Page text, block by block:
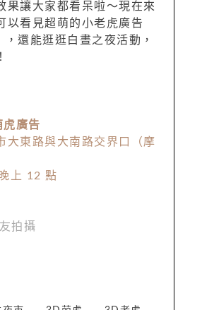
果讓大家都看呆啦～現在來
以看見超萌的小老虎廣告
，還能逛逛白晝之夜活動，
虎廣告
大東路與大南路交界口（摩
上 12 點
拍攝